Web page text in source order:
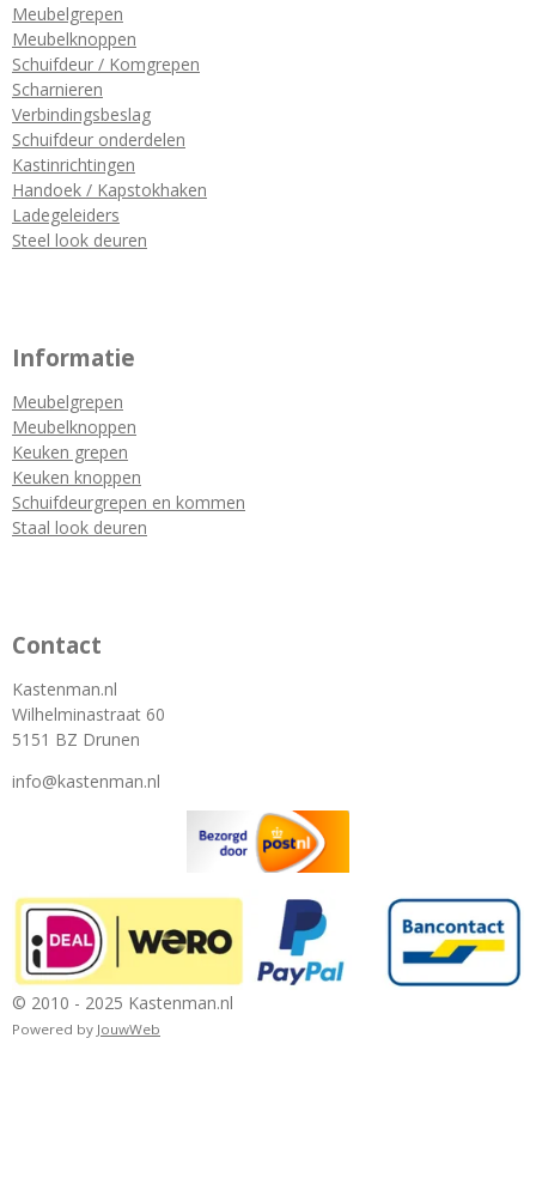
Meubelgrepen
Meubelknoppen
Schuifdeur / Komgrepen
Scharnieren
Verbindingsbeslag
Schuifdeur onderdelen
Kastinrichtingen
Handoek / Kapstokhaken
Ladegeleiders
Steel look deuren
Informatie
Meubelgrepen
Meubelknoppen
Keuken grepen
Keuken knoppen
Schuifdeurgrepen en kommen
Staal look deuren
Contact
Kastenman.nl
Wilhelminastraat 60
5151 BZ Drunen
info@kastenman.nl
© 2010 - 2025 Kastenman.nl
Powered by JouwWeb